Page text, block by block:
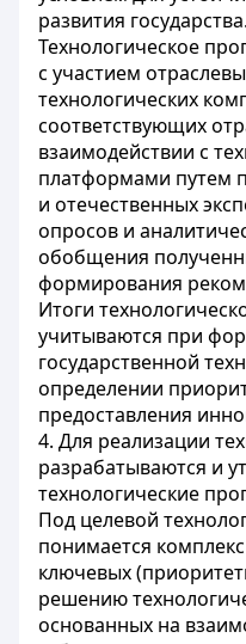
развития государства.
Технологическое
с участием
технологических
соответствующих
взаимодействии с
платформами путем
и отечественных
опросов и
обобщения
формирования
Итоги
учитываются при
государственной
определении
предоставления
4. Для реализации
разрабатываются и
технологические
Под целевой
понимается
ключевых
решению
основанных на